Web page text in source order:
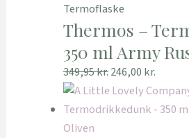
Termoflaske
Thermos –
350 ml Army
349,95kr.246,00 kr.